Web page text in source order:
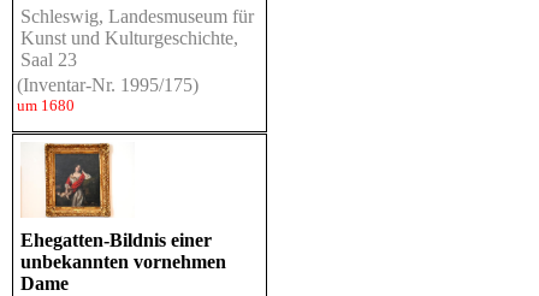
Schleswig, Landesmuseum für
Kunst und Kulturgeschichte,
Saal 23
(Inventar-Nr. 1995/175)
um 1680
Ehegatten-Bildnis einer
unbekannten vornehmen
Dame